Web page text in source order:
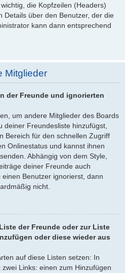
die Kopfzeilen (Headers)
Details über den Benutzer, der die
kann dann entsprechend
Mitglieder
der Freunde und ignorierten
um andere Mitglieder des Boards
deiner Freundesliste hinzufügst,
Bereich für den schnellen Zugriff
Onlinestatus und kannst ihnen
Abhängig von dem Style,
deiner Freunde auch
Benutzer ignorierst, dann
nicht.
der Freunde oder zur Liste
oder diese wieder aus
auf diese Listen setzen: In
Links: einen zum Hinzufügen